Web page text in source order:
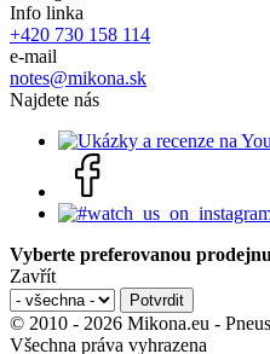
Info linka
+420 730 158 114
e-mail
notes@mikona.sk
Najdete nás
Vyberte preferovanou prodejnu
Zavřít
© 2010 - 2026 Mikona.eu -
Všechna práva vyhrazena